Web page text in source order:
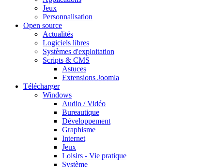
Jeux
Personnalisation
Open source
Actualités
Logiciels libres
Systèmes d'exploitation
Scripts & CMS
Astuces
Extensions Joomla
Télécharger
Windows
Audio / Vidéo
Bureautique
Développement
Graphisme
Internet
Jeux
Loisirs - Vie pratique
Système